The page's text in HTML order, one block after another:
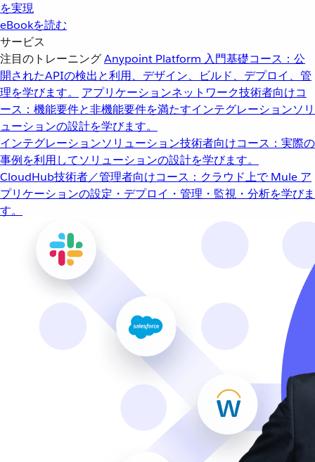
を実現
eBookを読む
サービス
注目のトレーニングAnypoint Platform 入門基礎コース：公
開されたAPIの検出と利用、デザイン、ビルド、デプロイ、管
理を学びます。
アプリケーションネットワーク技術者向けコ
ース：機能要件と非機能要件を満たすインテグレーションソリ
ューションの設計を学びます。
インテグレーションソリューション技術者向けコース：実際の
事例を利用してソリューションの設計を学びます。
CloudHub技術者／管理者向けコース：クラウド上で Mule ア
プリケーションの設定・デプロイ・管理・監視・分析を学びま
す。